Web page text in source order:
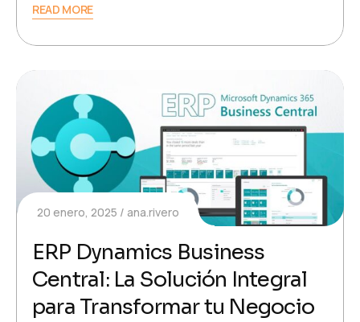
READ MORE
20 enero, 2025 ana.rivero
ERP Dynamics Business
Central: La Solución Integral
para Transformar tu Negocio